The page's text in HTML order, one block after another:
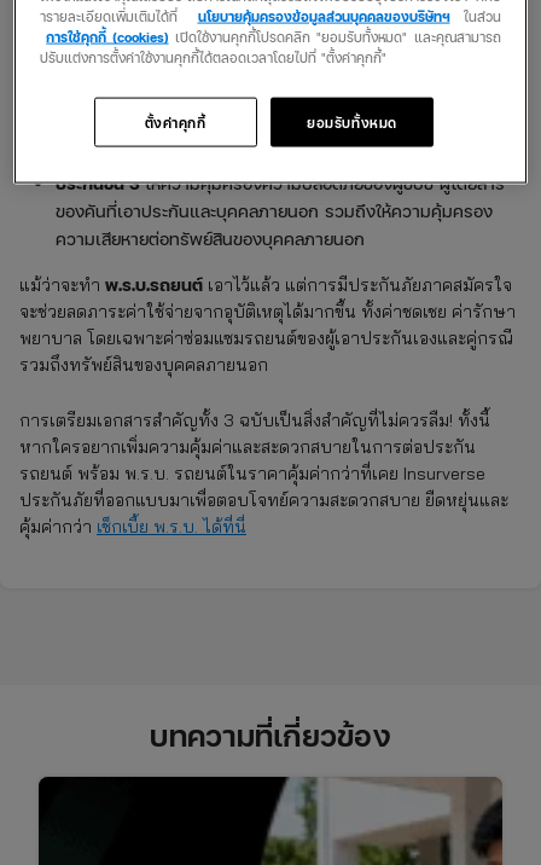
รถกรณีรถยนต์สูญหาย/เกิดไฟไหม้ และความคุ้มครองความ
ปลอดภัยต่อผู้ขับขี่ ผู้โดยสาร รวมถึงบุคคลภายนอก
ประกันรถยนต์ 3+ คุ้มครองอะไรบ้าง
โดยจะให้ความคุ้มครองความ
ปลอดภัยของผู้ขับขี่ ผู้โดยสารของรถคันที่เอาประกันและบุคคล
ภายนอก ให้ความคุ้มครองต่อทรัพย์สินของผู้เอาประกันและบุคคล
ภายนอก
ประกันชั้น 3ให้ความคุ้มครองความปลอดภัยของผู้ขับขี่ ผู้โดยสาร
ของคันที่เอาประกันและบุคคลภายนอก รวมถึงให้ความคุ้มครอง
ความเสียหายต่อทรัพย์สินของบุคคลภายนอก
แม้ว่าจะทำ พ.ร.บ.รถยนต์ เอาไว้แล้ว แต่การมีประกันภัยภาคสมัครใจ
จะช่วยลดภาระค่าใช้จ่ายจากอุบัติเหตุได้มากขึ้น ทั้งค่าชดเชย ค่ารักษา
พยาบาล โดยเฉพาะค่าซ่อมแซมรถยนต์ของผู้เอาประกันเองและคู่กรณี
รวมถึงทรัพย์สินของบุคคลภายนอก
การเตรียมเอกสารสำคัญทั้ง 3 ฉบับเป็นสิ่งสำคัญที่ไม่ควรลืม! ทั้งนี้
หากใครอยากเพิ่มความคุ้มค่าและสะดวกสบายในการต่อประกัน
รถยนต์ พร้อม พ.ร.บ. รถยนต์ในราคาคุ้มค่ากว่าที่เคย Insurverse
ประกันภัยที่ออกแบบมาเพื่อตอบโจทย์ความสะดวกสบาย ยืดหยุ่นและ
คุ้มค่ากว่า เช็กเบี้ย พ.ร.บ. ได้ที่นี่
บทความที่เกี่ยวข้อง
ารายละเอียดเพิ่มเติมได้ที่
นโยบายคุ้มครองข้อมูลส่วนบุคคลของบริษัทฯในส่วน
การใช้คุกกี้ (cookies) เปิดใช้งานคุกกี้โปรดคลิก "ยอมรับทั้งหมด" และคุณสามารถ
ปรับแต่งการตั้งค่าใช้งานคุกกี้ได้ตลอดเวลาโดยไปที่ "ตั้งค่าคุกกี้"
ยอมรับทั้งหมด
ตั้งค่าคุกกี้